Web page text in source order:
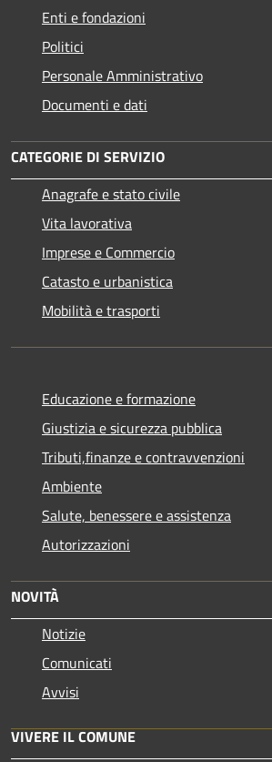
Enti e fondazioni
Politici
Personale Amministrativo
Documenti e dati
CATEGORIE DI SERVIZIO
Anagrafe e stato civile
Vita lavorativa
Imprese e Commercio
Catasto e urbanistica
Mobilità e trasporti
Educazione e formazione
Giustizia e sicurezza pubblica
Tributi,finanze e contravvenzioni
Ambiente
Salute, benessere e assistenza
Autorizzazioni
NOVITÀ
Notizie
Comunicati
Avvisi
VIVERE IL COMUNE